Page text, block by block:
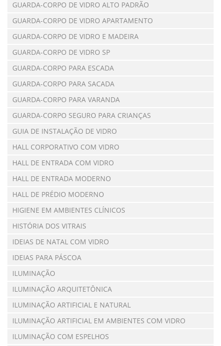
GUARDA-CORPO DE VIDRO ALTO PADRÃO
GUARDA-CORPO DE VIDRO APARTAMENTO
GUARDA-CORPO DE VIDRO E MADEIRA
GUARDA-CORPO DE VIDRO SP
GUARDA-CORPO PARA ESCADA
GUARDA-CORPO PARA SACADA
GUARDA-CORPO PARA VARANDA
GUARDA-CORPO SEGURO PARA CRIANÇAS
GUIA DE INSTALAÇÃO DE VIDRO
HALL CORPORATIVO COM VIDRO
HALL DE ENTRADA COM VIDRO
HALL DE ENTRADA MODERNO
HALL DE PRÉDIO MODERNO
HIGIENE EM AMBIENTES CLÍNICOS
HISTÓRIA DOS VITRAIS
IDEIAS DE NATAL COM VIDRO
IDEIAS PARA PÁSCOA
ILUMINAÇÃO
ILUMINAÇÃO ARQUITETÔNICA
ILUMINAÇÃO ARTIFICIAL E NATURAL
ILUMINAÇÃO ARTIFICIAL EM AMBIENTES COM VIDRO
ILUMINAÇÃO COM ESPELHOS